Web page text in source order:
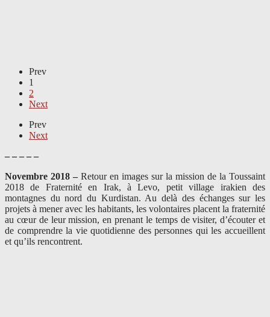
Prev
1
2
Next
Prev
Next
– – – – –
Novembre 2018 – Retour en images sur la mission de la Toussaint
2018 de Fraternité en Irak, à Levo, petit village irakien des
montagnes du nord du Kurdistan. Au delà des échanges sur les
projets à mener avec les habitants, les volontaires placent la fraternité
au cœur de leur mission, en prenant le temps de visiter, d’écouter et
de comprendre la vie quotidienne des personnes qui les accueillent
et qu’ils rencontrent.